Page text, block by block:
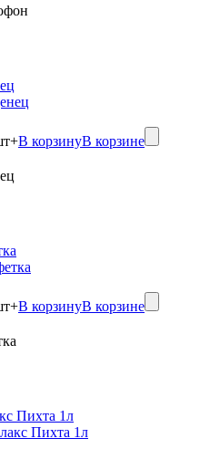
+В корзинуВ корзине
+В корзинуВ корзине
Пихта 1л